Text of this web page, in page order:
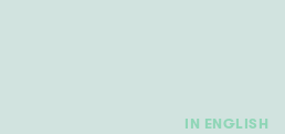
IN ENGLISH